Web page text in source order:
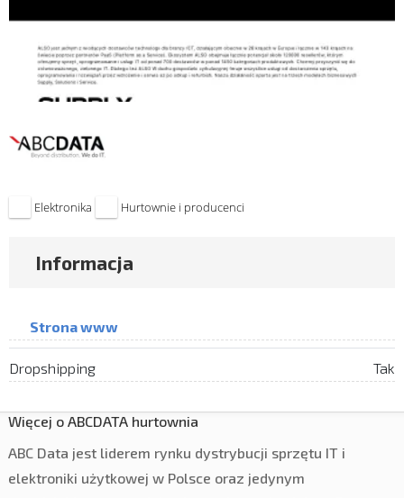
Elektronika Hurtownie i producenci
Informacja
Strona www
Dropshipping Tak
Więcej o ABCDATA hurtownia
ABC Data jest liderem rynku dystrybucji sprzętu IT i
elektroniki użytkowej w Polsce oraz jedynym